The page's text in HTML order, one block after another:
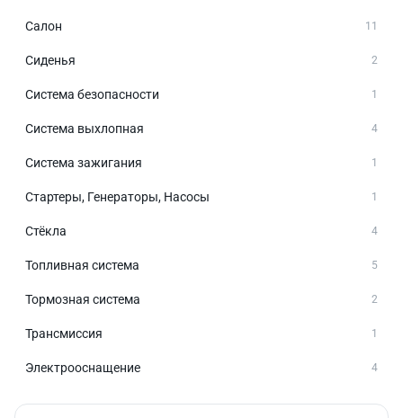
Салон 11
Сиденья 2
Система безопасности 1
Система выхлопная 4
Система зажигания 1
Стартеры, Генераторы, Насосы 1
Стёкла 4
Топливная система 5
Тормозная система 2
Трансмиссия 1
Электрооснащение 4